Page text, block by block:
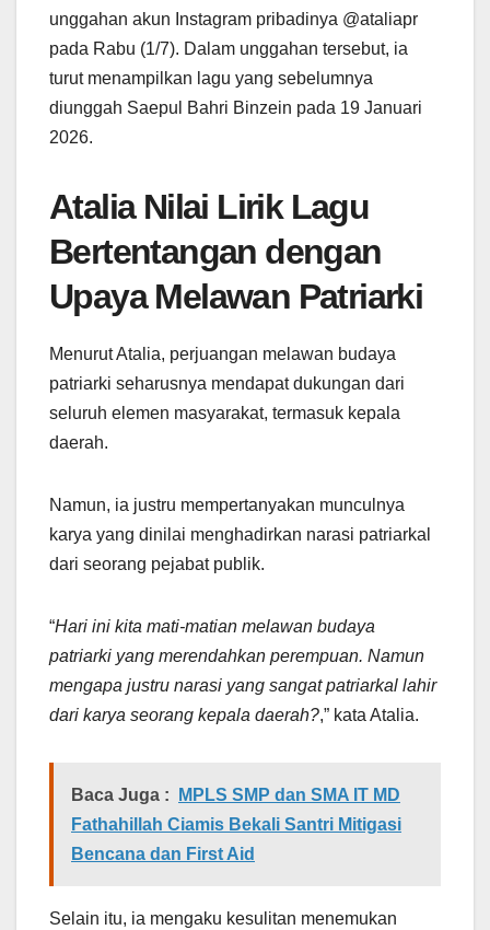
unggahan akun Instagram pribadinya @ataliapr
pada Rabu (1/7). Dalam unggahan tersebut, ia
turut menampilkan lagu yang sebelumnya
diunggah Saepul Bahri Binzein pada 19 Januari
2026.
Atalia Nilai Lirik Lagu
Bertentangan dengan
Upaya Melawan Patriarki
Menurut Atalia, perjuangan melawan budaya
patriarki seharusnya mendapat dukungan dari
seluruh elemen masyarakat, termasuk kepala
daerah.
Namun, ia justru mempertanyakan munculnya
karya yang dinilai menghadirkan narasi patriarkal
dari seorang pejabat publik.
“Hari ini kita mati-matian melawan budaya
patriarki yang merendahkan perempuan. Namun
mengapa justru narasi yang sangat patriarkal lahir
dari karya seorang kepala daerah?,” kata Atalia.
Baca Juga :
MPLS SMP dan SMA IT MD
Fathahillah Ciamis Bekali Santri Mitigasi
Bencana dan First Aid
Selain itu, ia mengaku kesulitan menemukan